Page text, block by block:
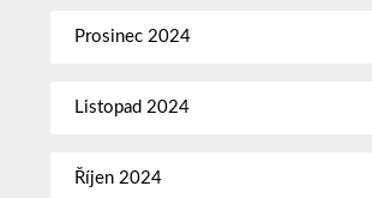
Prosinec 2024
Listopad 2024
Říjen 2024